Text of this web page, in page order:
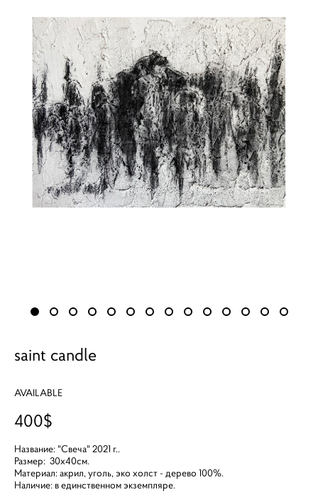
saint candle
AVAILABLE
400$
Название: "Свеча" 2021 г..
Размер: 30x40см.
Материал: акрил, уголь, эко холст - дерево 100%.
Наличие: в единственном экземпляре.